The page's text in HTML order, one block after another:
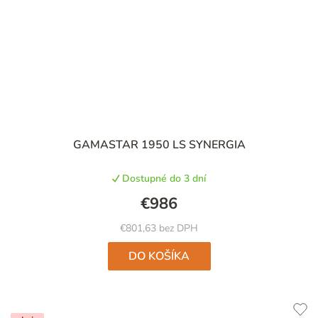
GAMASTAR 1950 LS SYNERGIA
Dostupné do 3 dní
€801,63 bez DPH
€986
DO KOŠÍKA